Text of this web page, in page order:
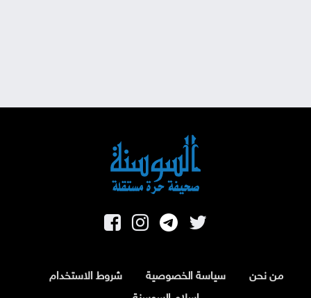
من نحن سياسة الخصوصية
شروط الاستخدام